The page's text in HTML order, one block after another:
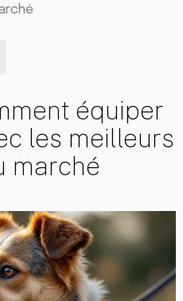
équiper
les meilleurs
marché